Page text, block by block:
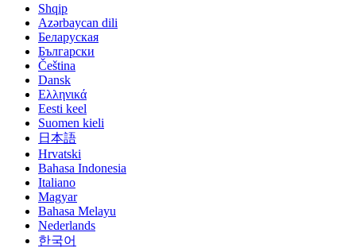
Shqip
Azərbaycan dili
Беларуская
Български
Čeština
Dansk
Ελληνικά
Eesti keel
Suomen kieli
日本語
Hrvatski
Bahasa Indonesia
Italiano
Magyar
Bahasa Melayu
Nederlands
한국어